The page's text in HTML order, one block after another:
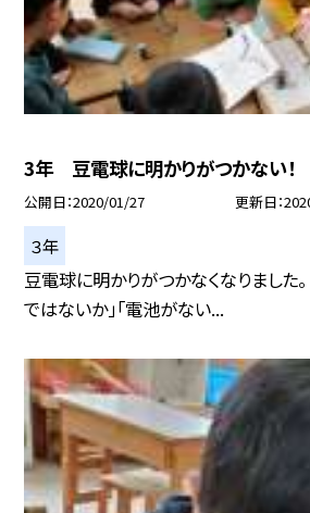
3年 豆電球に明かりがつかない！
公開日 2020/01/27 更新日
３年
豆電球に明かりがつかなくなりました
ではないか」「電池がない...